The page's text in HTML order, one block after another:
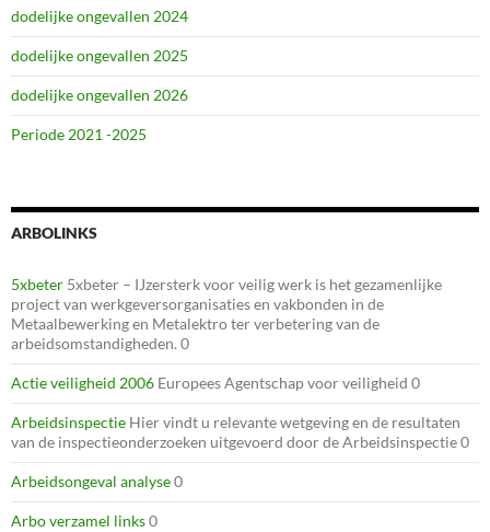
dodelijke ongevallen 2024
dodelijke ongevallen 2025
dodelijke ongevallen 2026
Periode 2021 -2025
ARBOLINKS
5xbeter 5xbeter – IJzersterk voor veilig werk is het gezamenlijke
project van werkgeversorganisaties en vakbonden in de
Metaalbewerking en Metalektro ter verbetering van de
arbeidsomstandigheden. 0
Actie veiligheid 2006 Europees Agentschap voor veiligheid 0
Arbeidsinspectie Hier vindt u relevante wetgeving en de resultaten
van de inspectieonderzoeken uitgevoerd door de Arbeidsinspectie 0
Arbeidsongeval analyse0
Arbo verzamel links0